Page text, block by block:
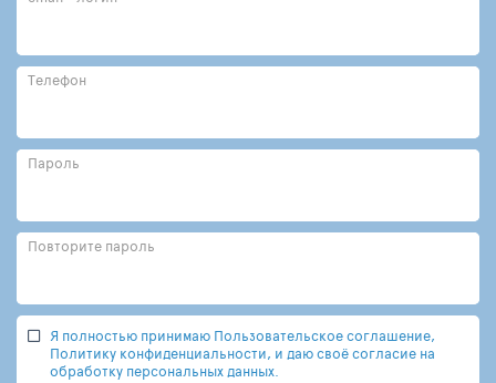
Телефон
Пароль
Повторите пароль
Я полностью принимаю Пользовательское соглашение,
Политику конфиденциальности, и даю своё согласие на
обработку персональных данных.